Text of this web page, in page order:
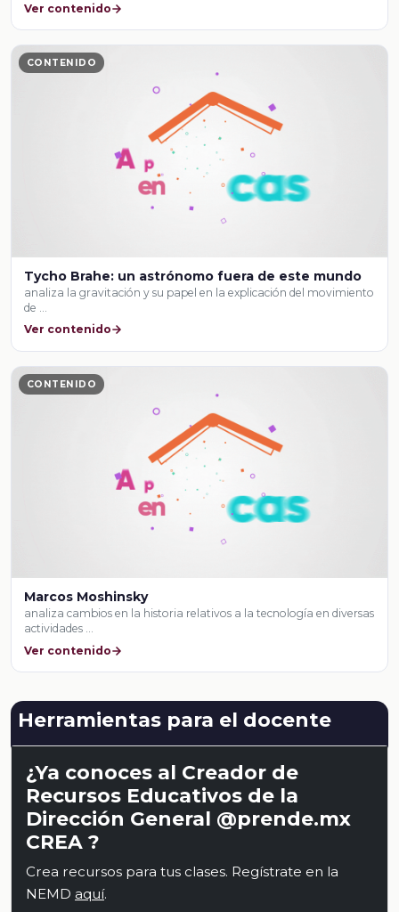
Ver contenido
CONTENIDO
Tycho Brahe: un astrónomo fuera de este mundo
analiza la gravitación y su papel en la explicación del movimiento
de …
Ver contenido
CONTENIDO
Marcos Moshinsky
analiza cambios en la historia relativos a la tecnología en diversas
actividades …
Ver contenido
Herramientas para el docente
¿Ya conoces al Creador de
Recursos Educativos de la
Dirección General @prende.mx
CREA ?
Crea recursos para tus clases. Regístrate en la
NEMD aquí.